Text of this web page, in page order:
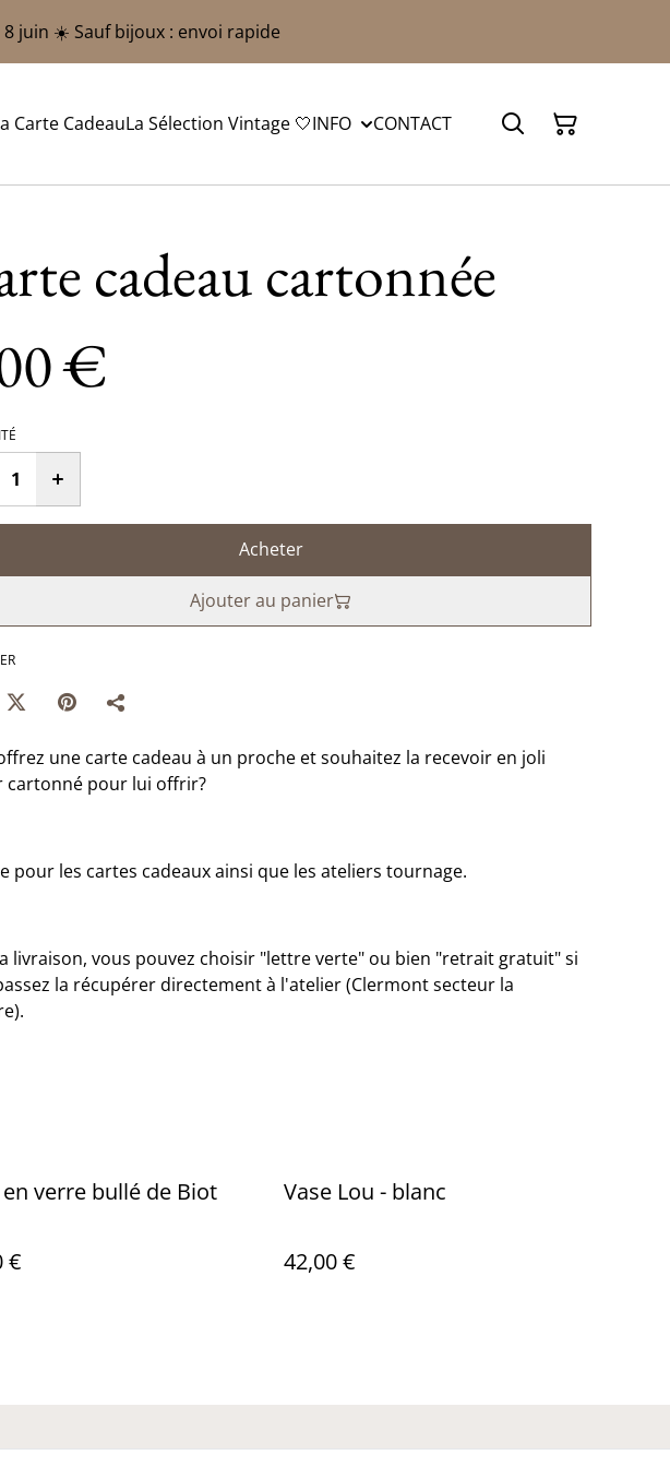
juin ☀️ Sauf bijoux : envoi rapide
Carte CadeauLa Sélection Vintage 🤍INFO CONTACT
cadeau cartonnée
€
Acheter
Ajouter au panier
une carte cadeau à un proche et souhaitez la recevoir en joli
cartonné pour lui offrir?
pour les cartes cadeaux ainsi que les ateliers tournage.
livraison, vous pouvez choisir "lettre verte" ou bien "retrait gratuit" si
la récupérer directement à l'atelier (Clermont secteur la
en verre bullé de Biot
€
Vase Lou - blanc
42,00 €